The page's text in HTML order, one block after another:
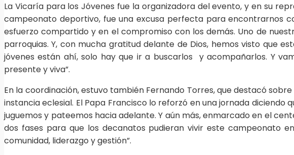
La Vicaría para los Jóvenes fue la organizadora del evento, y en su
campeonato deportivo, fue una excusa perfecta para encontrarnos
esfuerzo compartido y en el compromiso con los demás. Uno de
parroquias. Y, con mucha gratitud delante de Dios, hemos visto que
jóvenes están ahí, solo hay que ir a buscarlos y acompañarlos. Y
presente y viva”.
En la coordinación, estuvo también Fernando Torres, que destacó
instancia eclesial. El Papa Francisco lo reforzó en una jornada diciendo
juguemos y pateemos hacia adelante. Y aún más, enmarcado en el
dos fases para que los decanatos pudieran vivir este campeonato
comunidad, liderazgo y gestión”.